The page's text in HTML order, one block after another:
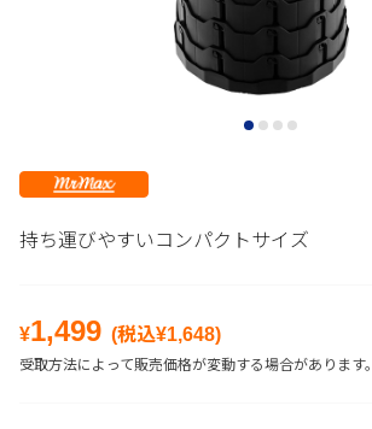
持ち運びやすいコンパクトサイズ
¥1,499 (税込¥1,648)
受取方法によって販売価格が変動する場合があります。